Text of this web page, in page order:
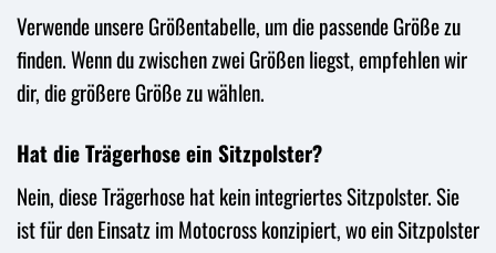
Verwende unsere Größentabelle, um die passende Größe zu
finden. Wenn du zwischen zwei Größen liegst, empfehlen wir
dir, die größere Größe zu wählen.
Hat die Trägerhose ein Sitzpolster?
Nein, diese Trägerhose hat kein integriertes Sitzpolster. Sie
ist für den Einsatz im Motocross konzipiert, wo ein Sitzpolster